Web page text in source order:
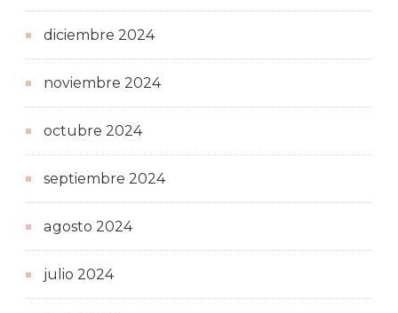
diciembre 2024
noviembre 2024
octubre 2024
septiembre 2024
agosto 2024
julio 2024